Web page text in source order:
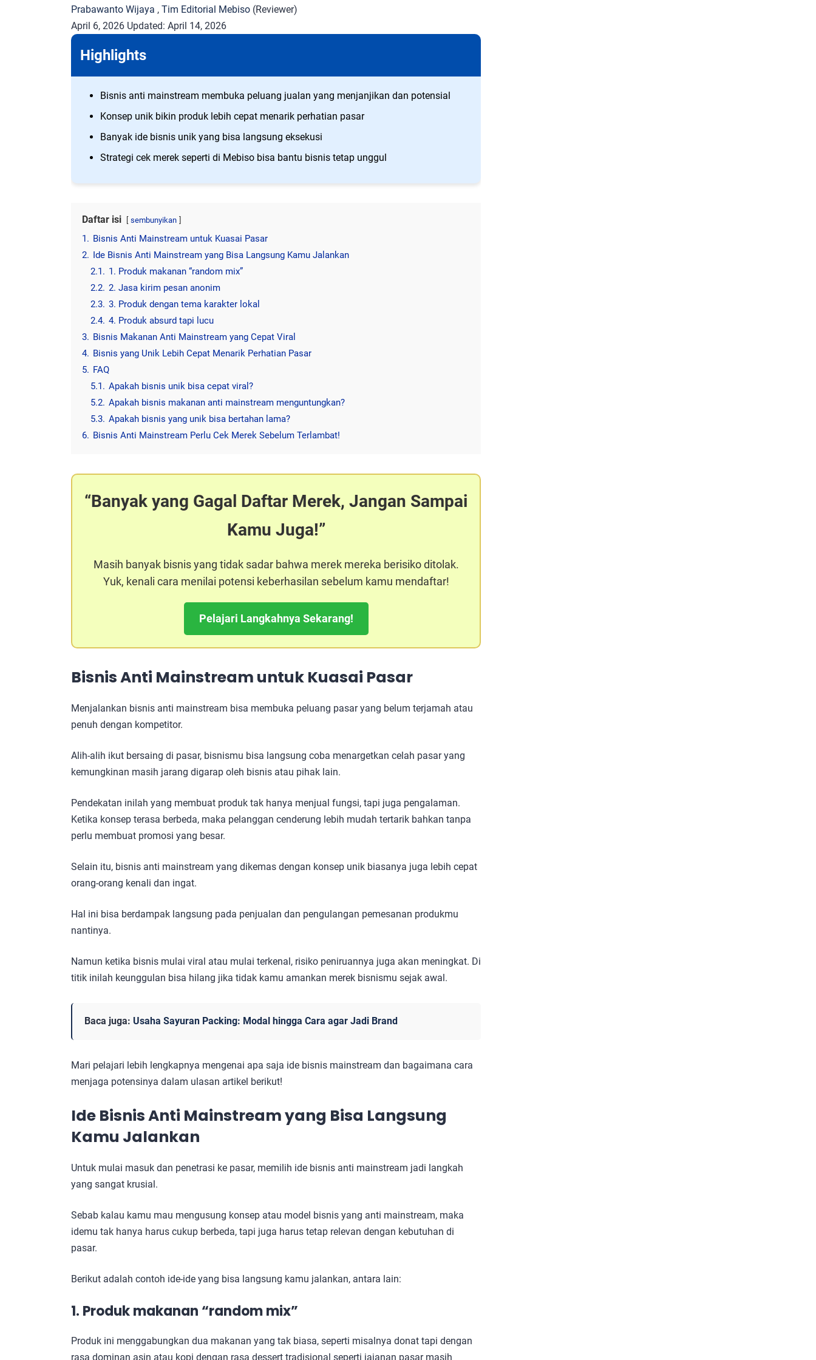
Prabawanto Wijaya , Tim Editorial Mebiso (Reviewer)
April 6, 2026 Updated: April 14, 2026
Highlights
Bisnis anti mainstream membuka peluang jualan yang menjanjikan dan potensial
Konsep unik bikin produk lebih cepat menarik perhatian pasar
Banyak ide bisnis unik yang bisa langsung eksekusi
Strategi cek merek seperti di Mebiso bisa bantu bisnis tetap unggul
Daftar isi sembunyikan
1. Bisnis Anti Mainstream untuk Kuasai Pasar
2. Ide Bisnis Anti Mainstream yang Bisa Langsung Kamu Jalankan
2.1. 1. Produk makanan “random mix”
2.2. 2. Jasa kirim pesan anonim
2.3. 3. Produk dengan tema karakter lokal
2.4. 4. Produk absurd tapi lucu
3. Bisnis Makanan Anti Mainstream yang Cepat Viral
4. Bisnis yang Unik Lebih Cepat Menarik Perhatian Pasar
5. FAQ
5.1. Apakah bisnis unik bisa cepat viral?
5.2. Apakah bisnis makanan anti mainstream menguntungkan?
5.3. Apakah bisnis yang unik bisa bertahan lama?
6. Bisnis Anti Mainstream Perlu Cek Merek Sebelum Terlambat!
Banyak yang Gagal Daftar Merek, Jangan Sampai
Kamu Juga!
Masih banyak bisnis yang tidak sadar bahwa merek mereka berisiko ditolak.
Yuk, kenali cara menilai potensi keberhasilan sebelum kamu mendaftar!
Pelajari Langkahnya Sekarang!
Bisnis Anti Mainstream untuk Kuasai Pasar
Menjalankan bisnis anti mainstream bisa membuka peluang pasar yang belum terjamah atau
penuh dengan kompetitor.
Alih-alih ikut bersaing di pasar, bisnismu bisa langsung coba menargetkan celah pasar yang
kemungkinan masih jarang digarap oleh bisnis atau pihak lain.
Pendekatan inilah yang membuat produk tak hanya menjual fungsi, tapi juga pengalaman.
Ketika konsep terasa berbeda, maka pelanggan cenderung lebih mudah tertarik bahkan tanpa
perlu membuat promosi yang besar.
Selain itu, bisnis anti mainstream yang dikemas dengan konsep unik biasanya juga lebih cepat
orang-orang kenali dan ingat.
Hal ini bisa berdampak langsung pada penjualan dan pengulangan pemesanan produkmu
nantinya.
Namun ketika bisnis mulai viral atau mulai terkenal, risiko peniruannya juga akan meningkat. Di
titik inilah keunggulan bisa hilang jika tidak kamu amankan merek bisnismu sejak awal.
Baca juga: Usaha Sayuran Packing: Modal hingga Cara agar Jadi Brand
Mari pelajari lebih lengkapnya mengenai apa saja ide bisnis mainstream dan bagaimana cara
menjaga potensinya dalam ulasan artikel berikut!
Ide Bisnis Anti Mainstreamyang Bisa Langsung
Kamu Jalankan
Untuk mulai masuk dan penetrasi ke pasar, memilih ide bisnis anti mainstream jadi langkah
yang sangat krusial.
Sebab kalau kamu mau mengusung konsep atau model bisnis yang anti mainstream, maka
idemu tak hanya harus cukup berbeda, tapi juga harus tetap relevan dengan kebutuhan di
pasar.
Berikut adalah contoh ide-ide yang bisa langsung kamu jalankan, antara lain:
1. Produk makanan “random mix”
Produk ini menggabungkan dua makanan yang tak biasa, seperti misalnya donat tapi dengan
rasa dominan asin atau kopi dengan rasa dessert tradisional seperti jajanan pasar masih